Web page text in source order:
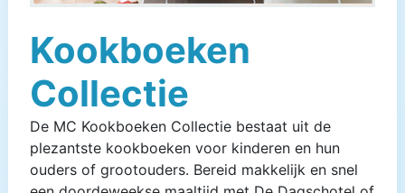
Kookboeken
Collectie
De MC Kookboeken Collectie bestaat uit de
plezantste kookboeken voor kinderen en hun
ouders of grootouders. Bereid makkelijk en snel